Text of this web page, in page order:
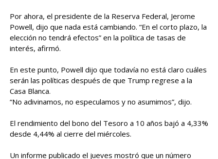
Por ahora, el presidente de la Reserva Federal, Jerome
Powell, dijo que nada está cambiando. “En el corto plazo, la
elección no tendrá efectos” en la política de tasas de
interés, afirmó.
En este punto, Powell dijo que todavía no está claro cuáles
serán las políticas después de que Trump regrese a la
Casa Blanca.
“No adivinamos, no especulamos y no asumimos”, dijo.
El rendimiento del bono del Tesoro a 10 años bajó a 4,33%
desde 4,44% al cierre del miércoles.
Un informe publicado el jueves mostró que un número